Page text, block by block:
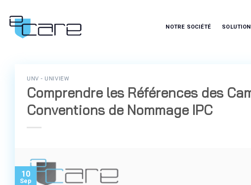
contenu
NOTRE SOCIÉTÉ
UNV - UNIVIEW
Comprendre les Références des
Conventions de Nommage IPC
10
Sep